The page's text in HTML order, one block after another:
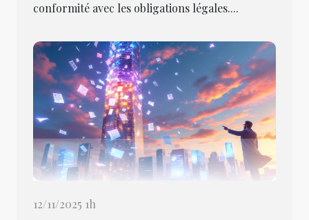
conformité avec les obligations légales....
12/11/2025 1h